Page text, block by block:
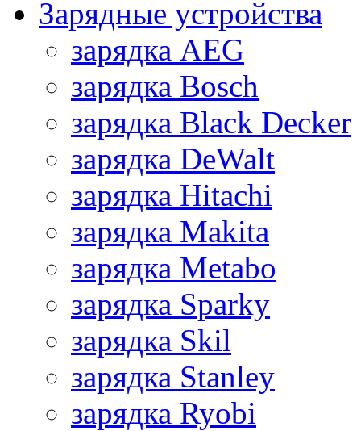
Зарядные устройства
зарядка AEG
зарядка Bosch
зарядка Black Decker
зарядка DeWalt
зарядка Hitachi
зарядка Makita
зарядка Metabo
зарядка Sparky
зарядка Skil
зарядка Stanley
зарядка Ryobi